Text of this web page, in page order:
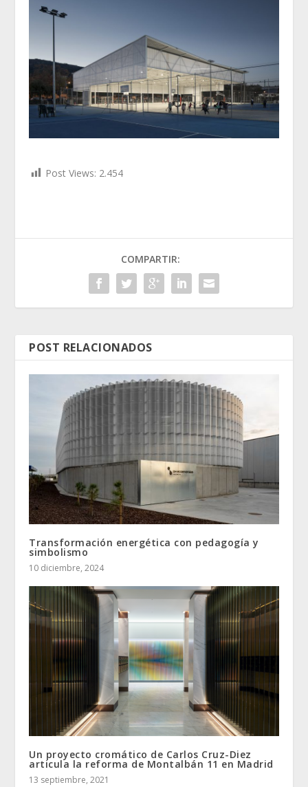
Post Views: 2.454
COMPARTIR:
POST RELACIONADOS
Transformación energética con pedagogía y
simbolismo
10 diciembre, 2024
Un proyecto cromático de Carlos Cruz-Diez
articula la reforma de Montalbán 11 en Madrid
13 septiembre, 2021